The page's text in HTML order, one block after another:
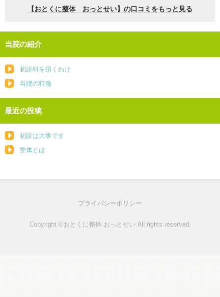
当院の紹介
初診料を頂くわけ
当院の特徴
最近の投稿
初診は大事です
整体とは
プライバシーポリシー
Copyright ©おとくに整体 おっとせい All rights reserved.